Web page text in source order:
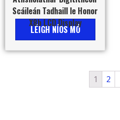
Scáileán Tadhaill le Honor
X8b LCD Display
LÉIGH NÍOS MÓ
1 2